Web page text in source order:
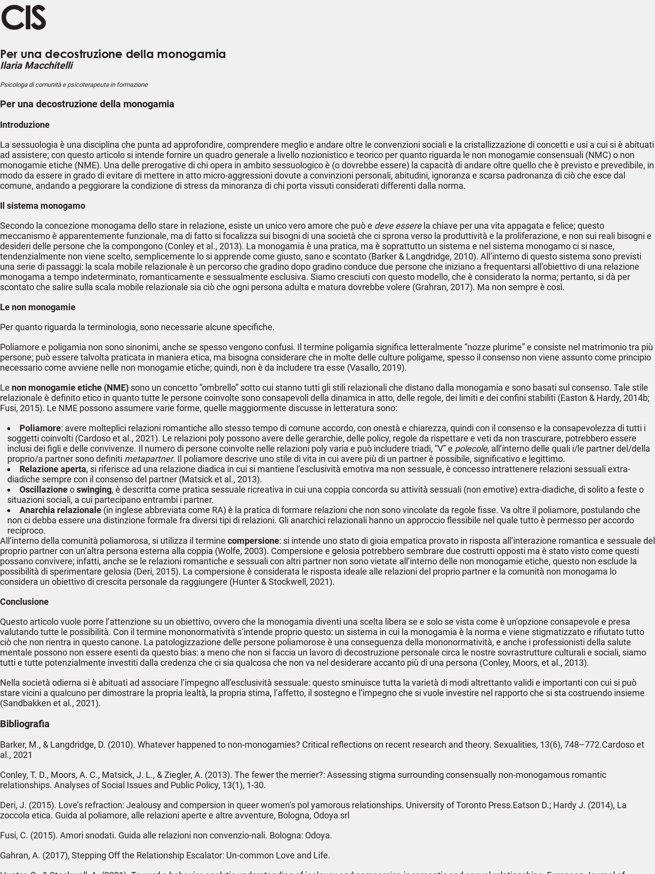
CIS
Per una decostruzione della monogamia
Ilaria Macchitelli
Psicologa di comunità e psicoterapeuta in formazione
Per una decostruzione della monogamia
Introduzione
La sessuologia è una disciplina che punta ad approfondire, comprendere meglio e andare oltre le convenzioni sociali e la cristallizzazione di concetti e usi a cui si è abituati
ad assistere; con questo articolo si intende fornire un quadro generale a livello nozionistico e teorico per quanto riguarda le non monogamie consensuali (NMC) o non
monogamie etiche (NME). Una delle prerogative di chi opera in ambito sessuologico è (o dovrebbe essere) la capacità di andare oltre quello che è previsto e prevedibile, in
modo da essere in grado di evitare di mettere in atto micro-aggressioni dovute a convinzioni personali, abitudini, ignoranza e scarsa padronanza di ciò che esce dal
comune, andando a peggiorare la condizione di stress da minoranza di chi porta vissuti considerati differenti dalla norma.
Il sistema monogamo
Secondo la concezione monogama dello stare in relazione, esiste un unico vero amore che può e deve esserela chiave per una vita appagata e felice; questo
meccanismo è apparentemente funzionale, ma di fatto si focalizza sui bisogni di una società che ci sprona verso la produttività e la proliferazione, e non sui reali bisogni e
desideri delle persone che la compongono (Conley et al., 2013). La monogamia è una pratica, ma è soprattutto un sistema e nel sistema monogamo ci si nasce,
tendenzialmente non viene scelto, semplicemente lo si apprende come giusto, sano e scontato (Barker & Langdridge, 2010). All’interno di questo sistema sono previsti
una serie di passaggi: la scala mobile relazionale è un percorso che gradino dopo gradino conduce due persone che iniziano a frequentarsi all’obiettivo di una relazione
monogama a tempo indeterminato, romanticamente e sessualmente esclusiva. Siamo cresciuti con questo modello, che è considerato la norma; pertanto, si dà per
scontato che salire sulla scala mobile relazionale sia ciò che ogni persona adulta e matura dovrebbe volere (Grahran, 2017). Ma non sempre è così.
Le non monogamie
Per quanto riguarda la terminologia, sono necessarie alcune specifiche.
Poliamore e poligamia non sono sinonimi, anche se spesso vengono confusi. Il termine poligamia significa letteralmente “nozze plurime” e consiste nel matrimonio tra più
persone; può essere talvolta praticata in maniera etica, ma bisogna considerare che in molte delle culture poligame, spesso il consenso non viene assunto come principio
necessario come avviene nelle non monogamie etiche; quindi, non è da includere tra esse (Vasallo, 2019).
Le non monogamie etiche (NME) sono un concetto “ombrello” sotto cui stanno tutti gli stili relazionali che distano dalla monogamia e sono basati sul consenso. Tale stile
relazionale è definito etico in quanto tutte le persone coinvolte sono consapevoli della dinamica in atto, delle regole, dei limiti e dei confini stabiliti (Easton & Hardy, 2014b;
Fusi, 2015). Le NME possono assumere varie forme, quelle maggiormente discusse in letteratura sono:
Poliamore: avere molteplici relazioni romantiche allo stesso tempo di comune accordo, con onestà e chiarezza, quindi con il consenso e la consapevolezza di tutti i
soggetti coinvolti (Cardoso et al., 2021). Le relazioni poly possono avere delle gerarchie, delle policy, regole da rispettare e veti da non trascurare, potrebbero essere
inclusi dei figli e delle convivenze. Il numero di persone coinvolte nelle relazioni poly varia e può includere triadi, “V” e polecole, all’interno delle quali i/le partner del/della
proprio/a partner sono definiti metapartner. Il poliamore descrive uno stile di vita in cui avere più di un partner è possibile, significativo e legittimo.
Relazione aperta, si riferisce ad una relazione diadica in cui si mantiene l’esclusività emotiva ma non sessuale, è concesso intrattenere relazioni sessuali extra-
diadiche sempre con il consenso del partner (Matsick et al., 2013).
Oscillazioneoswinging, è descritta come pratica sessuale ricreativa in cui una coppia concorda su attività sessuali (non emotive) extra-diadiche, di solito a feste o
situazioni sociali, a cui partecipano entrambi i partner.
Anarchia relazionale (in inglese abbreviata come RA) è la pratica di formare relazioni che non sono vincolate da regole fisse. Va oltre il poliamore, postulando che
non ci debba essere una distinzione formale fra diversi tipi di relazioni. Gli anarchici relazionali hanno un approccio flessibile nel quale tutto è permesso per accordo
reciproco.
All’interno della comunità poliamorosa, si utilizza il termine compersione: si intende uno stato di gioia empatica provato in risposta all’interazione romantica e sessuale del
proprio partner con un’altra persona esterna alla coppia (Wolfe, 2003). Compersione e gelosia potrebbero sembrare due costrutti opposti ma è stato visto come questi
possano convivere; infatti, anche se le relazioni romantiche e sessuali con altri partner non sono vietate all’interno delle non monogamie etiche, questo non esclude la
possibilità di sperimentare gelosia (Deri, 2015). La compersione è considerata le risposta ideale alle relazioni del proprio partner e la comunità non monogama lo
considera un obiettivo di crescita personale da raggiungere (Hunter & Stockwell, 2021).
Conclusione
Questo articolo vuole porre l’attenzione su un obiettivo, ovvero che la monogamia diventi una scelta libera se e solo se vista come è un’opzione consapevole e presa
valutando tutte le possibilità. Con il termine mononormatività s’intende proprio questo: un sistema in cui la monogamia è la norma e viene stigmatizzato e rifiutato tutto
ciò che non rientra in questo canone. La patologizzazione delle persone poliamorose è una conseguenza della mononormatività, e anche i professionisti della salute
mentale possono non essere esenti da questo bias: a meno che non si faccia un lavoro di decostruzione personale circa le nostre sovrastrutture culturali e sociali, siamo
tutti e tutte potenzialmente investiti dalla credenza che ci sia qualcosa che non va nel desiderare accanto più di una persona (Conley, Moors, et al., 2013).
Nella società odierna si è abituati ad associare l’impegno all’esclusività sessuale: questo sminuisce tutta la varietà di modi altrettanto validi e importanti con cui si può
stare vicini a qualcuno per dimostrare la propria lealtà, la propria stima, l’affetto, il sostegno e l’impegno che si vuole investire nel rapporto che si sta costruendo insieme
(Sandbakken et al., 2021).
Bibliografia
Barker, M., & Langdridge, D. (2010). Whatever happened to non-monogamies? Critical reflections on recent research and theory. Sexualities, 13(6), 748–772.Cardoso et
al., 2021
Conley, T. D., Moors, A. C., Matsick, J. L., & Ziegler, A. (2013). The fewer the merrier?: Assessing stigma surrounding consensually non‐monogamous romantic
relationships. Analyses of Social Issues and Public Policy, 13(1), 1-30.
Deri, J. (2015). Love’s refraction: Jealousy and compersion in queer women’s pol yamorous relationships. University of Toronto Press.Eatson D.; Hardy J. (2014), La
zoccola etica. Guida al poliamore, alle relazioni aperte e altre avventure, Bologna, Odoya srl
Fusi, C. (2015). Amori snodati. Guida alle relazioni non convenzio-nali. Bologna: Odoya.
Gahran, A. (2017), Stepping Off the Relationship Escalator: Un-common Love and Life.